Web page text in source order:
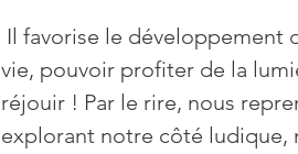
vie, pouvoir profiter de la
réjouir ! Par le rire, nous
explorant notre côté ludique,